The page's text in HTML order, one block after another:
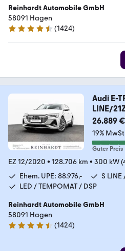
Reinhardt Automobile GmbH
58091 Hagen
4.7 Sterne
(1424)
Audi E-
LINE/
SUS/VC
26.889 €
19%
Guter Preis
EZ 12/2020 • 128.706 km • 300 kW
Ehem. UPE: 88.976,-
S LINE
LED / TEMPOMAT / DSP
Reinhardt Automobile GmbH
58091 Hagen
4.7 Sterne
(1424)